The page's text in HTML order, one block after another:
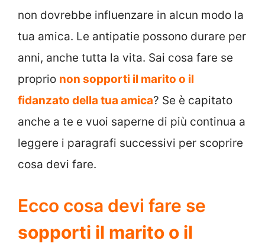
non dovrebbe influenzare in alcun modo la
tua amica. Le antipatie possono durare per
anni, anche tutta la vita. Sai cosa fare se
proprio non sopporti il marito o il
fidanzato della tua amica? Se è capitato
anche a te e vuoi saperne di più continua a
leggere i paragrafi successivi per scoprire
cosa devi fare.
Ecco cosa devi fare se
sopporti il marito o il